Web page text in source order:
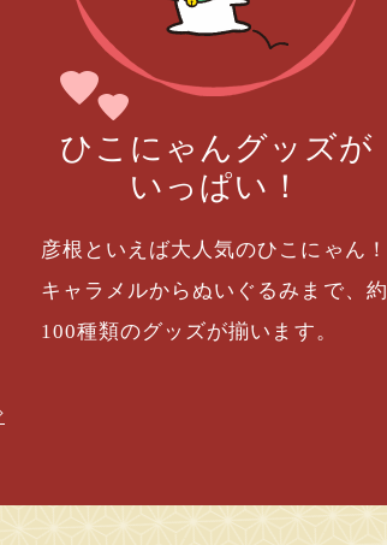
ひこにゃんグッズが
いっぱい！
彦根といえば大人気のひこにゃん！
キャラメルからぬいぐるみまで、約
100種類のグッズが揃います。